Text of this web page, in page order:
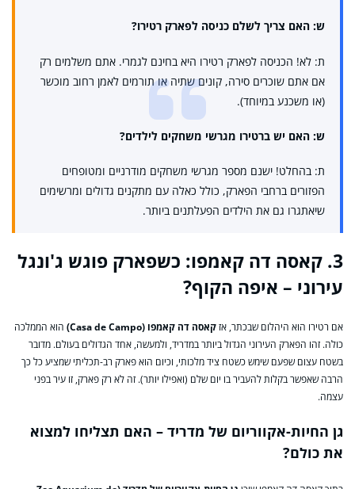
ש: האם צריך לשלם כניסה לפארק רטירו?
ת: לא! הכניסה לפארק רטירו היא בחינם לגמרי. אתם משלמים רק
אם אתם שוכרים סירה, קונים שתיה או תורמים לאמן רחוב מוכשר
(או משכנע במיוחד).
ש: האם יש ברטירו מגרשי משחקים לילדים?
ת: בהחלט! ישנם מספר מגרשי משחקים מודרניים ומטופחים
הפזורים ברחבי הפארק, כולל כאלה עם מתקנים גדולים ומרשימים
שיאתגרו גם את הילדים הפעלתנים ביותר.
3. קאסה דה קאמפו: כשפארק פוגש ג'ונגל
עירוני – איפה הקוף?
אם רטירו הוא היהלום שבכתר, אזקאסה דה קאמפו (Casa de Campo)
הוא הממלכה
כולה. זהו הפארק העירוני הגדול ביותר במדריד, ולמעשה, אחד הגדולים בעולם. מדובר
בשטח עצום שפעם שימש כשטח ציד מלכותי, וכיום הוא פארק רב-תכליתי שמציע כל כך
הרבה שאפשר בקלות להעביר בו יום שלם (ואפילו יותר). זה לא רק פארק, זו עיר בפני
עצמה.
גן החיות-אקווריום של מדריד – האם תצליחו למצוא
את כולם?